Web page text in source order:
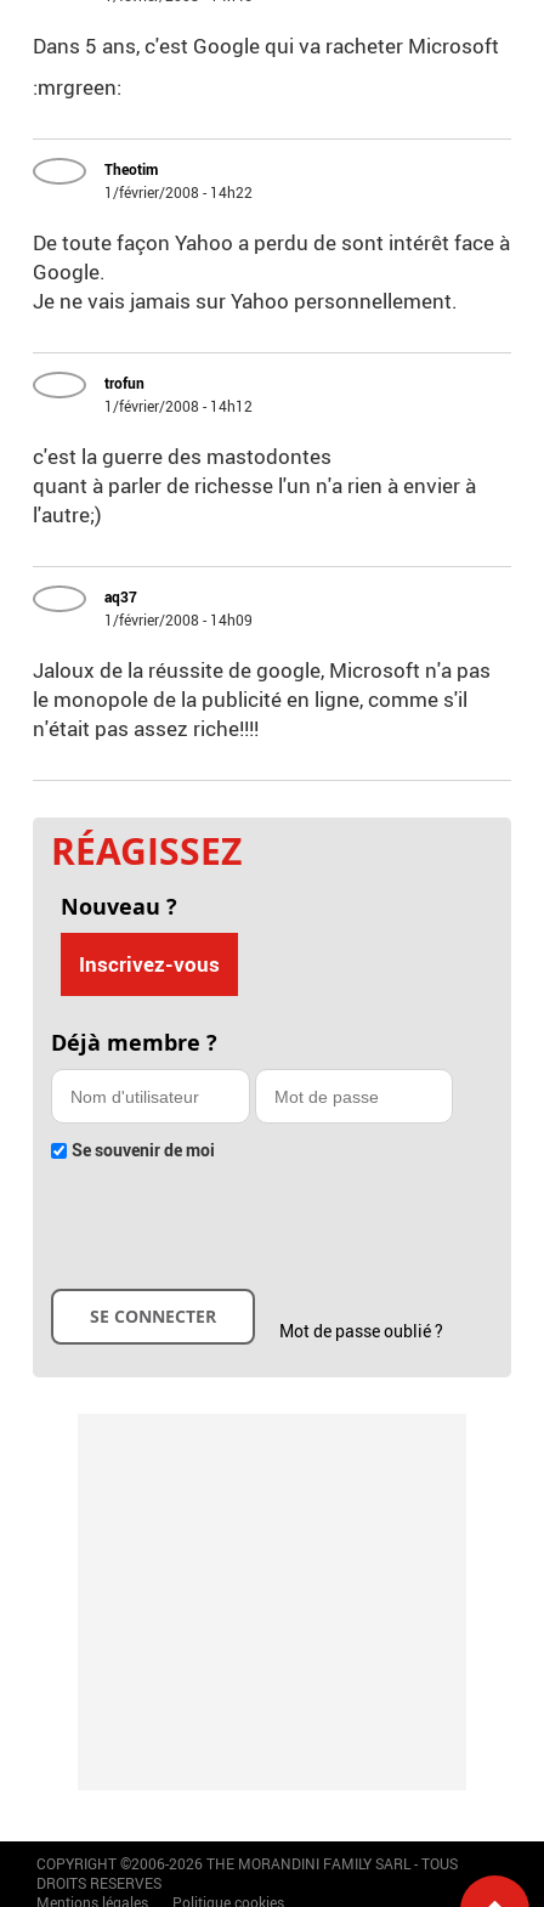
Dans 5 ans, c'est Google qui va racheter Microsoft
:mrgreen:
Theotim
1/février/2008 - 14h22
De toute façon Yahoo a perdu de sont intérêt face à
Google.
Je ne vais jamais sur Yahoo personnellement.
trofun
1/février/2008 - 14h12
c'est la guerre des mastodontes
quant à parler de richesse l'un n'a rien à envier à
l'autre;)
aq37
1/février/2008 - 14h09
Jaloux de la réussite de google, Microsoft n'a pas
le monopole de la publicité en ligne, comme s'il
n'était pas assez riche!!!!
RÉAGISSEZ
Nouveau ?
Inscrivez-vous
Déjà membre ?
Se souvenir de moi
Mot de passe oublié ?
COPYRIGHT ©2006-2026 THE MORANDINI FAMILY SARL - TOUS
DROITS RESERVES
Mentions légales
Politique cookies